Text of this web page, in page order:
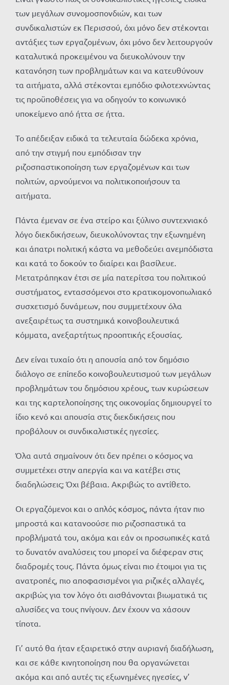
των μεγάλων συνομοσπονδιών, και των
συνδικαλιστών εκ Περισσού, όχι μόνο δεν στέκονται
αντάξιες των εργαζομένων, όχι μόνο δεν λειτουργούν
καταλυτικά προκειμένου να διευκολύνουν την
κατανόηση των προβλημάτων και να κατευθύνουν
τα αιτήματα, αλλά στέκονται εμπόδιο φιλοτεχνώντας
τις προϋποθέσεις για να οδηγούν το κοινωνικό
υποκείμενο από ήττα σε ήττα.
Το απέδειξαν ειδικά τα τελευταία δώδεκα χρόνια,
από την στιγμή που εμπόδισαν την
ριζοσπαστικοποίηση των εργαζομένων και των
πολιτών, αρνούμενοι να πολιτικοποιήσουν τα
αιτήματα.
Πάντα έμεναν σε ένα στείρο και ξύλινο συντεχνιακό
λόγο διεκδικήσεων, διευκολύνοντας την εξωνημένη
και άπατρι πολιτική κάστα να μεθοδεύει ανεμπόδιστα
και κατά το δοκούν το διαίρει και βασίλευε.
Μετατράπηκαν έτσι σε μία πατερίτσα του πολιτικού
συστήματος, εντασσόμενοι στο κρατικομονοπωλιακό
συσχετισμό δυνάμεων, που συμμετέχουν όλα
ανεξαιρέτως τα συστημικά κοινοβουλευτικά
κόμματα, ανεξαρτήτως προοπτικής εξουσίας.
Δεν είναι τυχαίο ότι η απουσία από τον δημόσιο
διάλογο σε επίπεδο κοινοβουλευτισμού των μεγάλων
προβλημάτων του δημόσιου χρέους, των κυρώσεων
και της καρτελοποίησης της οικονομίας δημιουργεί το
ίδιο κενό και απουσία στις διεκδικήσεις που
προβάλουν οι συνδικαλιστικές ηγεσίες.
Όλα αυτά σημαίνουν ότι δεν πρέπει ο κόσμος να
συμμετέχει στην απεργία και να κατέβει στις
διαδηλώσεις; Όχι βέβαια. Ακριβώς το αντίθετο.
Οι εργαζόμενοι και ο απλός κόσμος, πάντα ήταν πιο
μπροστά και κατανοούσε πιο ριζοσπαστικά τα
προβλήματά του, ακόμα και εάν οι προσωπικές κατά
το δυνατόν αναλύσεις του μπορεί να διέφεραν στις
διαδρομές τους. Πάντα όμως είναι πιο έτοιμοι για τις
ανατροπές, πιο αποφασισμένοι για ριζικές αλλαγές,
ακριβώς για τον λόγο ότι αισθάνονται βιωματικά τις
αλυσίδες να τους πνίγουν. Δεν έχουν να χάσουν
τίποτα.
Γι’ αυτό θα ήταν εξαιρετικό στην αυριανή διαδήλωση,
και σε κάθε κινητοποίηση που θα οργανώνεται
ακόμα και από αυτές τις εξωνημένες ηγεσίες, ν’